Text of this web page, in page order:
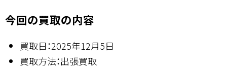
今回の買取の内容
買取日：2025年12月5日
買取方法：出張買取